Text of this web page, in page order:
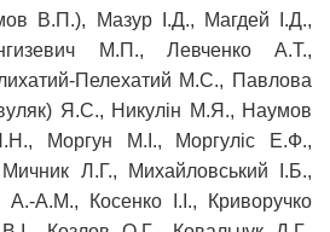
В.П.), Мазур І.Д., Магдей І.Д.,
М.П., Левченко А.Т.,
Пелехатий М.С., Павлова
Я.С., Никулін М.Я., Наумов
Моргун М.І., Моргуліс Е.Ф.,
Л.Г., Михайловський І.Б.,
А.М., Косенко І.І., Криворучко